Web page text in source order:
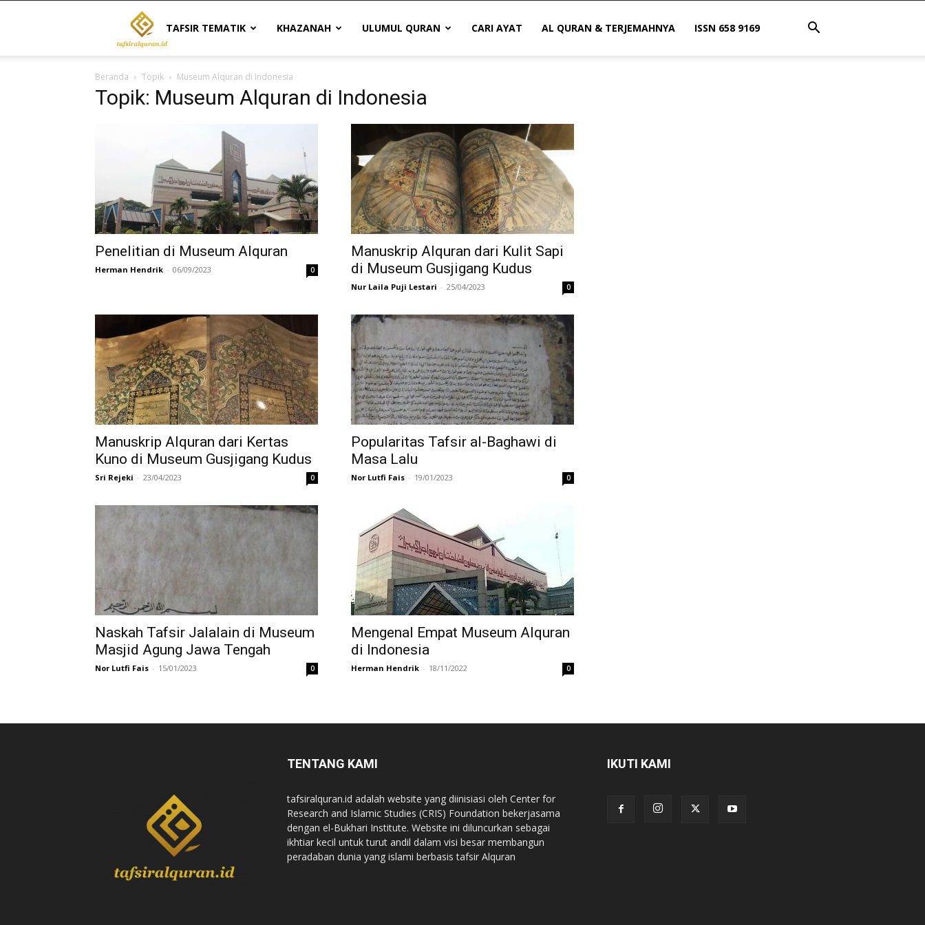
Tafsir
Al
|
Referensi
di
Indonesia
TAFSIR TEMATIK KHAZANAH ULUMUL QURAN CARI AYAT AL QURAN & TERJEMAHNYA ISSN 658 9169
Beranda Topik Museum Alquran di Indonesia
Topik: Museum Alquran di Indonesia
Penelitian di Museum Alquran
Herman Hendrik - 06/09/2023 0
Manuskrip Alquran dari Kulit Sapi
di Museum Gusjigang Kudus
Nur Laila Puji Lestari - 25/04/2023 0
Manuskrip Alquran dari Kertas
Kuno di Museum Gusjigang Kudus
Sri Rejeki - 23/04/2023 0
Popularitas Tafsir al-Baghawi di
Masa Lalu
Nor Lutfi Fais - 19/01/2023 0
Naskah Tafsir Jalalain di Museum
Masjid Agung Jawa Tengah
Nor Lutfi Fais - 15/01/2023 0
Mengenal Empat Museum Alquran
di Indonesia
Herman Hendrik - 18/11/2022 0
TENTANG KAMI
tafsiralquran.id adalah website yang diinisiasi oleh Center for
Research and Islamic Studies (CRIS) Foundation bekerjasama
dengan el-Bukhari Institute. Website ini diluncurkan sebagai
ikhtiar kecil untuk turut andil dalam visi besar membangun
peradaban dunia yang islami berbasis tafsir Alquran
IKUTI KAMI